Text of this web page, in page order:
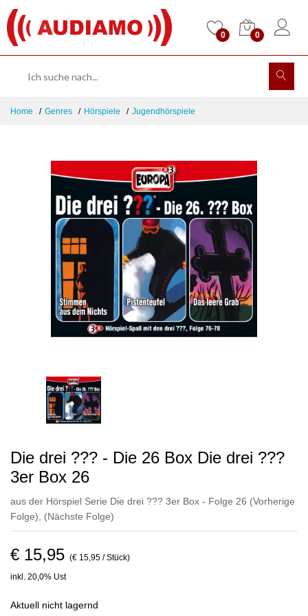
0 0
Home Genres Hörspiele Jugendhörspiele
Die drei ??? - Die 26 Box Die drei ???
3er Box 26
aus der Hörspiel Serie Die drei ??? 3er Box - Folge 26 (Vorherige
Folge)
(Nächste Folge)
€ 15,95 (€ 15,95 / Stück)
inkl. 20,0% Ust
Aktuell nicht lagernd